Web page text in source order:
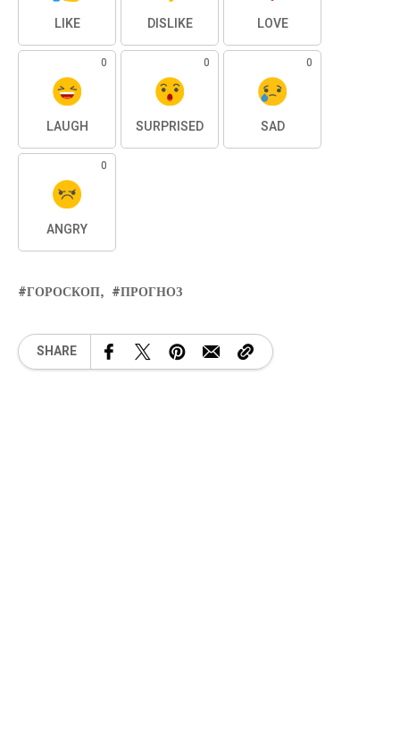
LIKE DISLIKE LOVE
0
LAUGH
0
SURPRISED
0
SAD
0
ANGRY
ГОРОСКОП ПРОГНОЗ
SHARE